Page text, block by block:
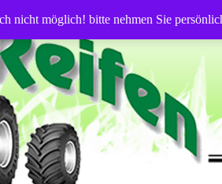
nicht möglich! bitte nehmen Sie